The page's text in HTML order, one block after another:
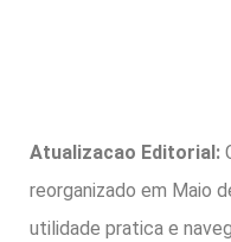
Atualizacao Editorial:
reorganizado em Maio
utilidade pratica e